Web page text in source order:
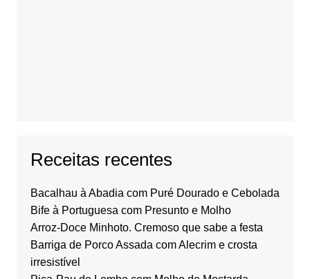
Receitas recentes
Bacalhau à Abadia com Puré Dourado e Cebolada
Bife à Portuguesa com Presunto e Molho
Arroz-Doce Minhoto. Cremoso que sabe a festa
Barriga de Porco Assada com Alecrim e crosta
irresistível